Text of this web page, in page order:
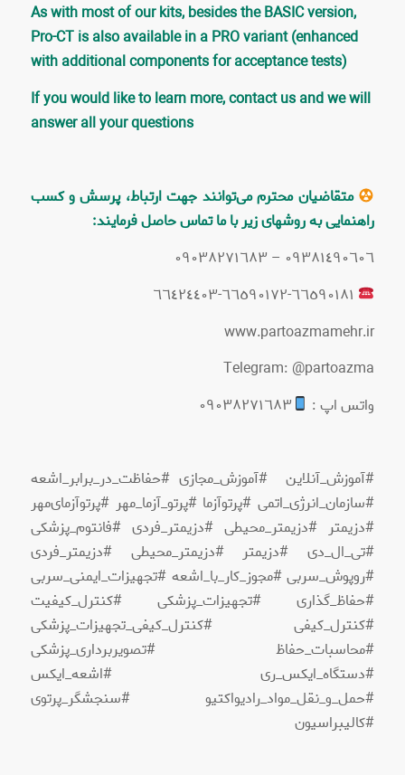
As with most of our kits, besides the BASIC version,
Pro-CT is also available in a PRO variant (enhanced
with additional components for acceptance tests)
If you would like to learn more, contact us and we will
answer all your questions
متقاضیان محترم می‌توانند جهت ارتباط، پرسش و کسب
راهنمایی به روشهای زیر با ما تماس حاصل فرمایند:
٠٩٣٨١٤٩٠٦٠٦ – ٠٩٠٣٨٢٧١٦٨٣
www.partoazmamehr.ir
Telegram: @partoazma
واتس اپ :
٠٩٠٣٨٢٧١٦٨٣
#آموزش_آنلاین #آموزش_مجازی #حفاظت_در_برابر_اشعه
#سازمان_انرژی_اتمی #پرتوآزما #پرتو_آزما_مهر #پرتو‌آزمای‌مهر
#دزیمتر #دزیمتر_محیطی #دزیمتر_فردی #فانتوم_پزشکی
#تی_ال_دی #دزیمتر #دزیمتر_محیطی #دزیمتر_فردی
#روپوش_سربی #مجوز_کار_با_اشعه #تجهیزات_ایمنی_سربی
#حفاظ_گذاری #تجهیزات_پزشکی #کنترل_کیفیت
#کنترل_کیفی #کنترل_کیفی_تجهیزات_پزشکی
#محاسبات_حفاظ #تصویربرداری_پزشکی
#دستگاه_ایکس_ری #اشعه_ایکس
#حمل_و_نقل_مواد_رادیواکتیو #سنجشگر_پرتوی
#کالیبراسیون